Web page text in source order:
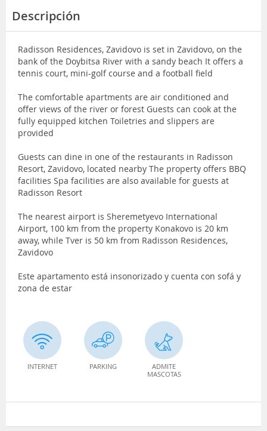
Descripción
Radisson Residences, Zavidovo is set in Zavidovo, on the
bank of the Doybitsa River with a sandy beach It offers a
tennis court, mini-golf course and a football field
The comfortable apartments are air conditioned and
offer views of the river or forest Guests can cook at the
fully equipped kitchen Toiletries and slippers are
provided
Guests can dine in one of the restaurants in Radisson
Resort, Zavidovo, located nearby The property offers BBQ
facilities Spa facilities are also available for guests at
Radisson Resort
The nearest airport is Sheremetyevo International
Airport, 100 km from the property Konakovo is 20 km
away, while Tver is 50 km from Radisson Residences,
Zavidovo
Este apartamento está insonorizado y cuenta con sofá y
zona de estar
INTERNET PARKING
ADMITE
MASCOTAS